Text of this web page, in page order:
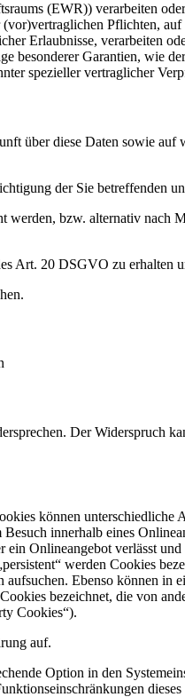
(EWR)) verarbeiten
Pflichten,
Erlaubnisse, verarbeiten
besonderer Garantien, wie
spezieller vertraglicher
über diese Daten sowie
der Sie betreffenden
werden, bzw. alternativ nach
Art. 20 DSGVO zu
Der Widerspruch
können
innerhalb eines
Onlineangebot verlässt
werden Cookies
Ebenso können in
bezeichnet, die von
Cookies“).
auf.
Option in den